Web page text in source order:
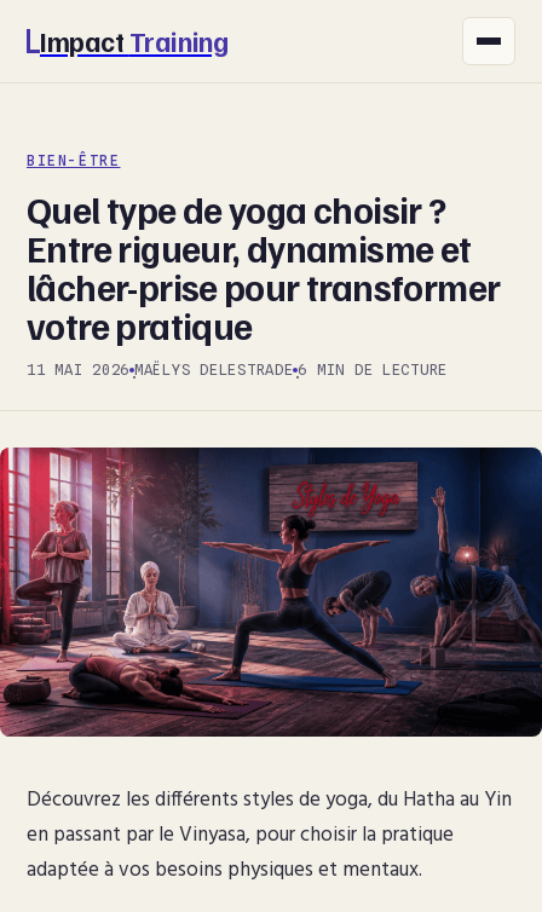
Impact Training
NUTRITION
SANTÉ
SPORT
BIEN-ÊTRE
Quel type de yoga choisir ?
Entre rigueur, dynamisme et
lâcher-prise pour transformer
votre pratique
11 MAI 2026·MAËLYS DELESTRADE·6 MIN DE LECTURE
Découvrez les différents styles de yoga, du Hatha au Yin
en passant par le Vinyasa, pour choisir la pratique
adaptée à vos besoins physiques et mentaux.